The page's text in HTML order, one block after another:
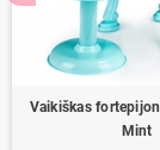
Vaikiškas
Mint